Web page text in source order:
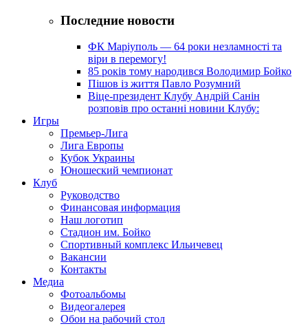
Последние новости
ФК Маріуполь — 64 роки незламності та
віри в перемогу!
85 років тому народився Володимир Бойко
Пішов із життя Павло Розумний
Віце-президент Клубу Андрій Санін
розповів про останні новини Клубу:
Игры
Премьер-Лига
Лига Европы
Кубок Украины
Юношеский чемпионат
Клуб
Руководство
Финансовая информация
Наш логотип
Стадион им. Бойко
Спортивный комплекс Ильичевец
Вакансии
Контакты
Медиа
Фотоальбомы
Видеогалерея
Обои на рабочий стол